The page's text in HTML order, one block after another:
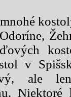
v
ale
Niektoré